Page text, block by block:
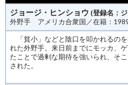
ジョージ・ヒンショウ (登録名：
外野手 アメリカ合衆国／在籍：
「貧小」などと陰口を叩かれるの
れた外野手。来日前までにモッカ、
たことで過剰な期待を強いられ、そ
された。